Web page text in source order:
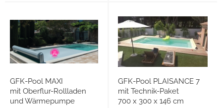
GFK-Pool MAXI
mit Oberflur-Rollladen
und Wärmepumpe
GFK-Pool PLAISANCE 7
mit Technik-Paket
700 x 300 x 146 cm